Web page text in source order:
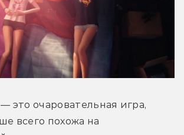
это очаровательная игра,
всего похожа на